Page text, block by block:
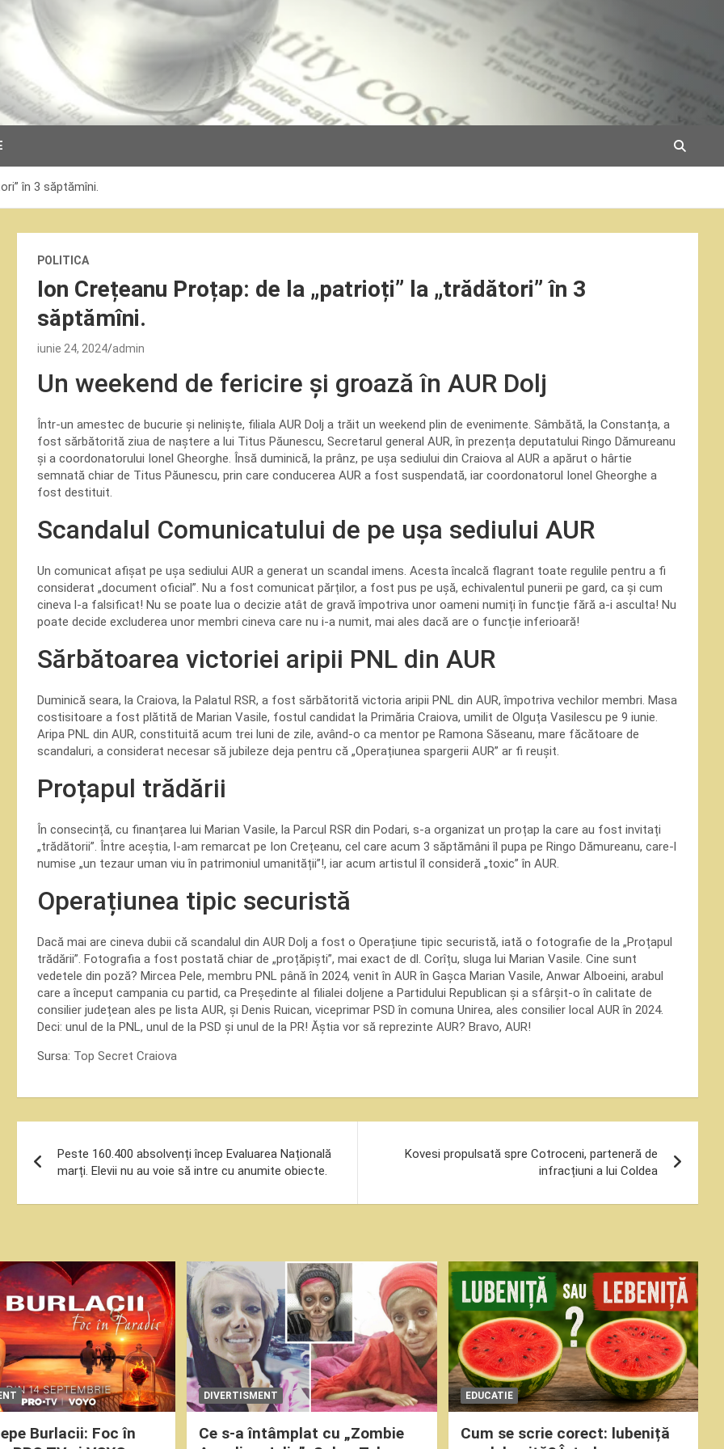
în 3 săptămîni.
POLITICA
Ion Crețeanu Proțap: de la „patrioți” la „trădători” în 3
săptămîni.
iunie 24, 2024 admin
Un weekend de fericire și groază în AUR Dolj
Într-un amestec de bucurie și neliniște, filiala AUR Dolj a trăit un weekend plin de evenimente. Sâmbătă, la Constanța, a
fost sărbătorită ziua de naștere a lui Titus Păunescu, Secretarul general AUR, în prezența deputatului Ringo Dămureanu
și a coordonatorului Ionel Gheorghe. Însă duminică, la prânz, pe ușa sediului din Craiova al AUR a apărut o hârtie
semnată chiar de Titus Păunescu, prin care conducerea AUR a fost suspendată, iar coordonatorul Ionel Gheorghe a
fost destituit.
Scandalul Comunicatului de pe ușa sediului AUR
Un comunicat afișat pe ușa sediului AUR a generat un scandal imens. Acesta încalcă flagrant toate regulile pentru a fi
considerat „document oficial”. Nu a fost comunicat părților, a fost pus pe ușă, echivalentul punerii pe gard, ca și cum
cineva l-a falsificat! Nu se poate lua o decizie atât de gravă împotriva unor oameni numiți în funcție fără a-i asculta! Nu
poate decide excluderea unor membri cineva care nu i-a numit, mai ales dacă are o funcție inferioară!
Sărbătoarea victoriei aripii PNL din AUR
Duminică seara, la Craiova, la Palatul RSR, a fost sărbătorită victoria aripii PNL din AUR, împotriva vechilor membri. Masa
costisitoare a fost plătită de Marian Vasile, fostul candidat la Primăria Craiova, umilit de Olguța Vasilescu pe 9 iunie.
Aripa PNL din AUR, constituită acum trei luni de zile, având-o ca mentor pe Ramona Săseanu, mare făcătoare de
scandaluri, a considerat necesar să jubileze deja pentru că „Operațiunea spargerii AUR” ar fi reușit.
Proțapul trădării
În consecință, cu finanțarea lui Marian Vasile, la Parcul RSR din Podari, s-a organizat un proțap la care au fost invitați
„trădătorii”. Între aceștia, l-am remarcat pe Ion Crețeanu, cel care acum 3 săptămâni îl pupa pe Ringo Dămureanu, care-l
numise „un tezaur uman viu în patrimoniul umanității”!, iar acum artistul îl consideră „toxic” în AUR.
Operațiunea tipic securistă
Dacă mai are cineva dubii că scandalul din AUR Dolj a fost o Operațiune tipic securistă, iată o fotografie de la „Proțapul
trădării”. Fotografia a fost postată chiar de „proțăpiști”, mai exact de dl. Corîțu, sluga lui Marian Vasile. Cine sunt
vedetele din poză? Mircea Pele, membru PNL până în 2024, venit în AUR în Gașca Marian Vasile, Anwar Alboeini, arabul
care a început campania cu partid, ca Președinte al filialei doljene a Partidului Republican și a sfârșit-o în calitate de
consilier județean ales pe lista AUR, și Denis Ruican, viceprimar PSD în comuna Unirea, ales consilier local AUR în 2024.
Deci: unul de la PNL, unul de la PSD și unul de la PR! Ăștia vor să reprezinte AUR? Bravo, AUR!
Sursa: Top Secret Craiova
în
articole
Peste 160.400 absolvenți încep Evaluarea Națională
marți. Elevii nu au voie să intre cu anumite obiecte.
Kovesi propulsată spre Cotroceni, parteneră de
infracțiuni a lui Coldea
Burlacii: Foc în
DIVERTISMENT
Ce s-a întâmplat cu „Zombie
EDUCATIE
Cum se scrie corect: lubeniță